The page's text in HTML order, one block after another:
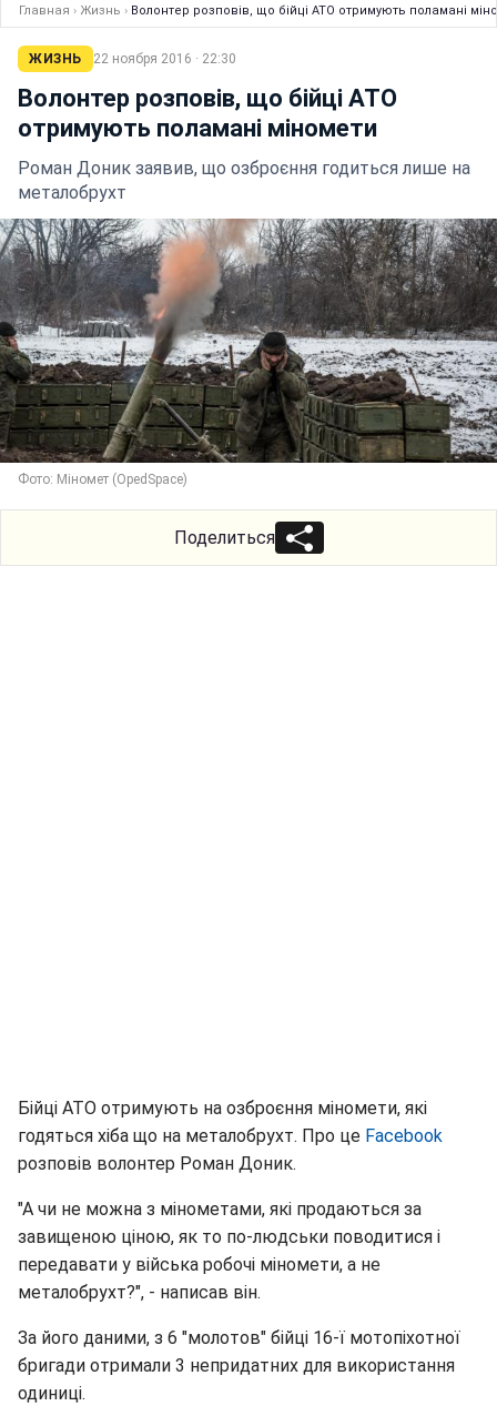
Главная › Жизнь › Волонтер розповів, що бійці АТО отримують поламані
ЖИЗНЬ 22 ноября 2016 · 22:30
Волонтер розповів, що бійці АТО
отримують поламані міномети
Роман Доник заявив, що озброєння годиться лише на
металобрухт
Фото: Міномет (OpedSpace)
Поделиться
Бійці АТО отримують на озброєння міномети, які
годяться хіба що на металобрухт. Про це Facebook
розповів волонтер Роман Доник.
"А чи не можна з мінометами, які продаються за
завищеною ціною, як то по-людськи поводитися і
передавати у війська робочі міномети, а не
металобрухт?", - написав він.
За його даними, з 6 "молотов" бійці 16-ї мотопіхотної
бригади отримали 3 непридатних для використання
одиниці.